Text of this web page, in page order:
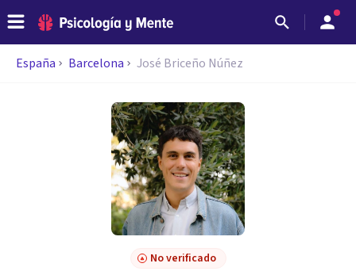
España Barcelona José Briceño Núñez
No verificado